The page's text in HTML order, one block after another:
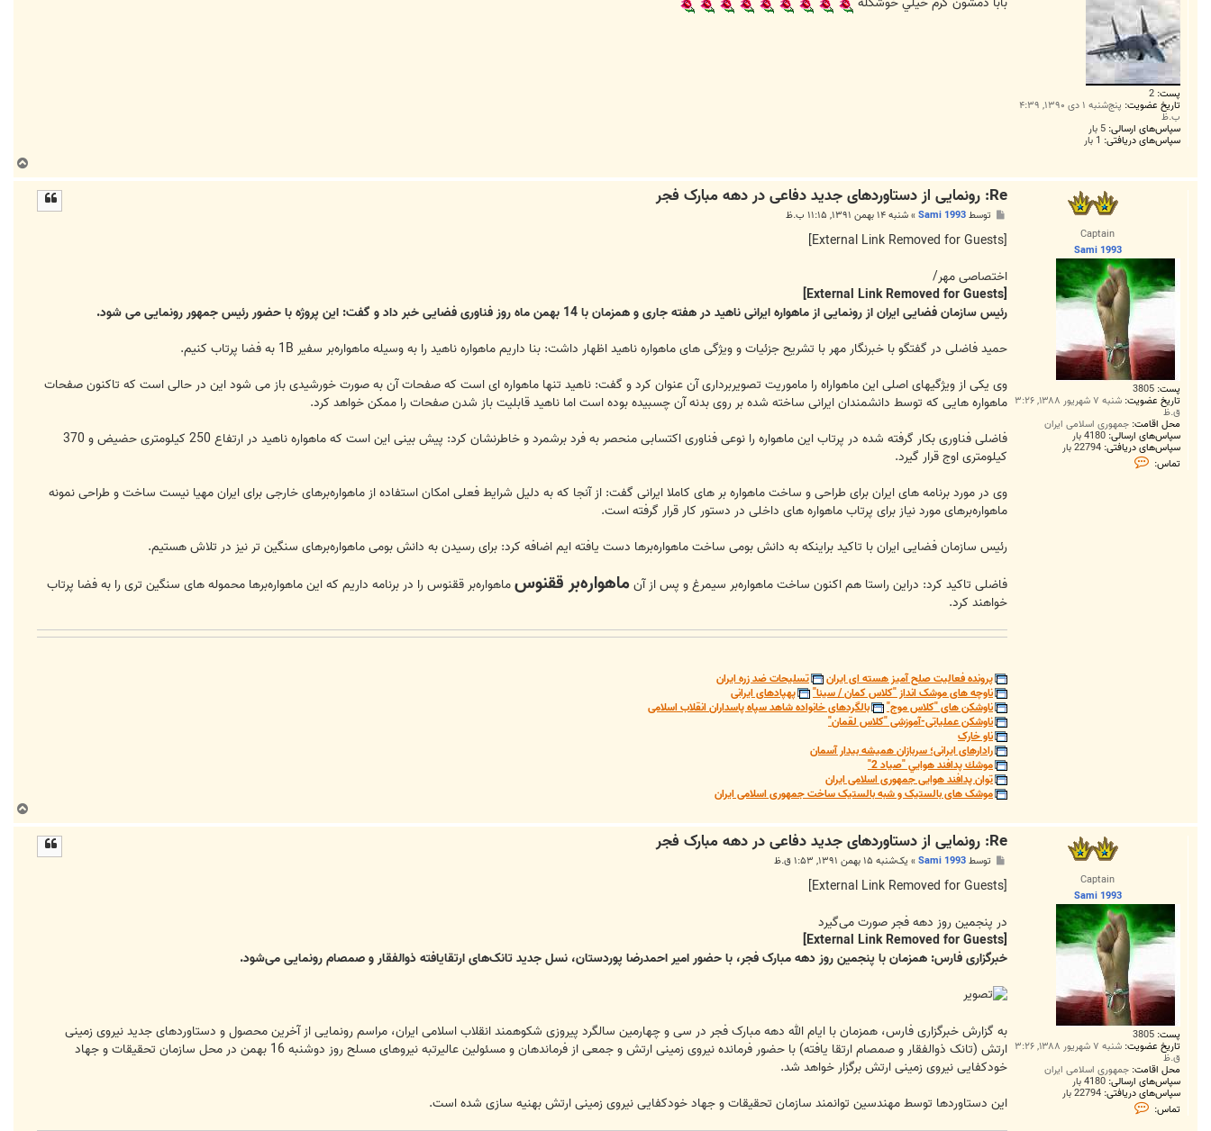
پست: 2
تاریخ عضویت: پنج‌شنبه ۱ دی ۱۳۹۰, ۴:۳۹
ب.ظ
سپاس‌های ارسالی: 5 بار
سپاس‌های دریافتی: 1 بار
ا
Captain
Sami 1993
پست: 3805
تاریخ عضویت: شنبه ۷ شهریور ۱۳۸۸, ۳:۲۶
ق.ظ
محل اقامت: جمهوری اسلامی ایران
سپاس‌های ارسالی: 4180 بار
سپاس‌های دریافتی: 22794 بار
تماس:
ت
Re: رونمایی از دستاوردهای جدید دفاعی در دهه مبارک فجر
ت
توسطSami 1993
»شنبه ۱۴ بهمن ۱۳۹۱, ۱۱:۱۵ ب.ظ
[External Link Removed for Guests]
اختصاصی مهر/
[External Link Removed for Guests]
رئیس سازمان فضایی ایران از رونمایی از ماهواره ایرانی ناهید در هفته جاری و همزمان با 14 بهمن ماه روز فناوری فضایی خبر داد و گفت: این پروژه با حضور رئیس جمهور رونمایی می شود.
حمید فاضلی در گفتگو با خبرنگار مهر با تشریح جزئیات و ویژگی های ماهواره ناهید اظهار داشت: بنا داریم ماهواره ناهید را به وسیله ماهواره‌بر سفیر 1B به فضا پرتاب کنیم.
وی یکی از ویژگیهای اصلی این ماهواراه را ماموریت تصویربرداری آن عنوان کرد و گفت: ناهید تنها ماهواره ای است که صفحات آن به صورت خورشیدی باز می شود این در حالی است که تاکنون صفحات
ماهواره هایی که توسط دانشمندان ایرانی ساخته شده بر روی بدنه آن چسبیده بوده است اما ناهید قابلیت باز شدن صفحات را ممکن خواهد کرد.
فاضلی فناوری بکار گرفته شده در پرتاب این ماهواره را نوعی فناوری اکتسابی منحصر به فرد برشمرد و خاطرنشان کرد: پیش بینی این است که ماهواره ناهید در ارتفاع 250 کیلومتری حضیض و 370
کیلومتری اوج قرار گیرد.
وی در مورد برنامه های ایران برای طراحی و ساخت ماهواره بر های کاملا ایرانی گفت: از آنجا که به دلیل شرایط فعلی امکان استفاده از ماهواره‌برهای خارجی برای ایران مهیا نیست ساخت و طراحی نمونه
ماهواره‌برهای مورد نیاز برای پرتاب ماهواره های داخلی در دستور کار قرار گرفته است.
رئیس سازمان فضایی ایران با تاکید براینکه به دانش بومی ساخت ماهواره‌برها دست یافته ایم اضافه کرد: برای رسیدن به دانش بومی ماهواره‌برهای سنگین تر نیز در تلاش هستیم.
فاضلی تاکید کرد: دراین راستا هم اکنون ساخت ماهواره‌بر سیمرغ و پس از آنماهواره‌بر ققنوسماهواره‌بر ققنوس را در برنامه داریم که این ماهواره‌برها محموله های سنگین تری را به فضا پرتاب
خواهند کرد.
پرونده فعالیت صلح آمیز هسته ای ایران
تسلیحات ضد زره ایران
ناوچه های موشک انداز "کلاس کمان / سینا"
پهپادهای ایرانی
ناوشکن های "کلاس موج"
بالگردهای خانواده شاهد سپاه پاسداران انقلاب اسلامی
ناوشکن عملیاتی-آموزشی "کلاس لقمان"
ناو خارک
رادارهای ایرانی؛ سربازان همیشه بیدار آسمان
موشك پدافند هوايي "صياد 2"
توان پدافند هوایی جمهوری اسلامی ایران
موشک های بالستیک و شبه بالستیک ساخت جمهوری اسلامی ایران
ا
Captain
Sami 1993
پست: 3805
تاریخ عضویت: شنبه ۷ شهریور ۱۳۸۸, ۳:۲۶
ق.ظ
محل اقامت: جمهوری اسلامی ایران
سپاس‌های ارسالی: 4180 بار
سپاس‌های دریافتی: 22794 بار
تماس:
ت
Re: رونمایی از دستاوردهای جدید دفاعی در دهه مبارک فجر
ت
توسطSami 1993
» یک‌شنبه ۱۵ بهمن ۱۳۹۱, ۱:۵۳ ق.ظ
[External Link Removed for Guests]
در پنجمین روز دهه فجر صورت می‌گیرد
[External Link Removed for Guests]
خبرگزاری فارس: همزمان با پنجمین روز دهه مبارک فجر، با حضور امیر احمدرضا پوردستان، نسل جدید تانک‌های ارتقایافته ذوالفقار و صمصام رونمایی می‌شود.
به گزارش خبرگزاری فارس، همزمان با ایام الله دهه مبارک فجر در سی و چهارمین سالگرد پیروزی شکوهمند انقلاب اسلامی ایران، مراسم رونمایی از آخرین محصول و دستاوردهای جدید نیروی زمینی
ارتش (تانک ذوالفقار و صمصام ارتقا یافته) با حضور فرمانده نیروی زمینی ارتش و جمعی از فرماندهان و مسئولین عالیرتبه نیروهای مسلح روز دوشنبه 16 بهمن در محل سازمان تحقیقات و جهاد
خودکفایی نیروی زمینی ارتش برگزار خواهد شد.
این دستاوردها توسط مهندسین توانمند سازمان تحقیقات و جهاد خودکفایی نیروی زمینی ارتش بهنیه سازی شده است.